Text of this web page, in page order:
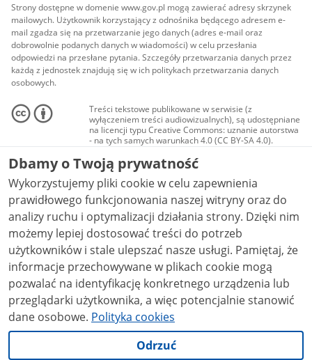
Strony dostępne w domenie www.gov.pl mogą zawierać adresy skrzynek
mailowych. Użytkownik korzystający z odnośnika będącego adresem e-
mail zgadza się na przetwarzanie jego danych (adres e-mail oraz
dobrowolnie podanych danych w wiadomości) w celu przesłania
odpowiedzi na przesłane pytania. Szczegóły przetwarzania danych przez
każdą z jednostek znajdują się w ich politykach przetwarzania danych
osobowych.
Treści tekstowe publikowane w serwisie (z
wyłączeniem treści audiowizualnych), są udostępniane
na licencji typu Creative Commons: uznanie autorstwa
- na tych samych warunkach 4.0 (CC BY-SA 4.0).
Materiały audiowizualne, w tym zdjęcia, materiały
audio i wideo, są udostępniane na licencji typu
Creative Commons: uznanie autorstwa użycie
niekomercyjne - bez utworów zależnych 4.0 (CC BY-
NC-ND 4.0), o ile nie jest to stwierdzone inaczej.
Dbamy o Twoją prywatność
Wykorzystujemy pliki cookie w celu zapewnienia
prawidłowego funkcjonowania naszej witryny oraz do
analizy ruchu i optymalizacji działania strony. Dzięki nim
możemy lepiej dostosować treści do potrzeb
użytkowników i stale ulepszać nasze usługi. Pamiętaj, że
informacje przechowywane w plikach cookie mogą
pozwalać na identyfikację konkretnego urządzenia lub
przeglądarki użytkownika, a więc potencjalnie stanowić
dane osobowe. Polityka cookies
Odrzuć